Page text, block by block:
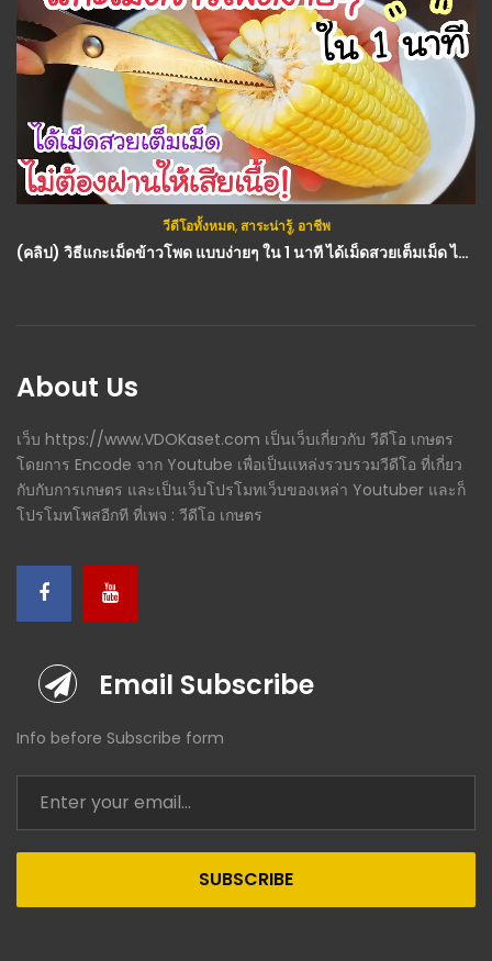
วีดีโอทั้งหมด, สาระน่ารู้, อาชีพ
(คลิป) วิธีแกะเม็ดข้าวโพด แบบง่ายๆ ใน 1 นาที ได้เม็ดสวยเต็มเม็ด ไม่ต้องฝานให้เสียเนื้อ เสียเวลา
About Us
เว็บ https://www.VDOKaset.com เป็นเว็บเกี่ยวกับ วีดีโอ เกษตร
โดยการ Encode จาก Youtube เพื่อเป็นแหล่งรวบรวมวีดีโอ ที่เกี่ยว
กับกับการเกษตร และเป็นเว็บโปรโมทเว็บของเหล่า Youtuber และก็
โปรโมทโพสอีกที ที่เพจ : วีดีโอ เกษตร
Email Subscribe
Info before Subscribe form
SUBSCRIBE